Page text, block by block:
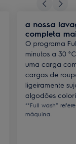
a nossa
completa
O programa
minutos a 30
uma carga
cargas de
ligeiramente
algodões
*"Full wash”
máquina.